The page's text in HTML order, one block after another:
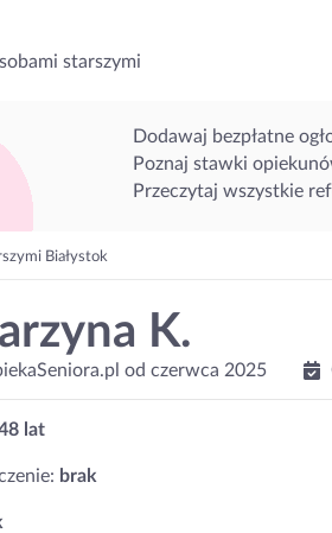
starszymi
Dodawaj bezpłatne
Poznaj stawki
Przeczytaj wszystkie
Białystok
K.
od czerwca 2025
lat
brak